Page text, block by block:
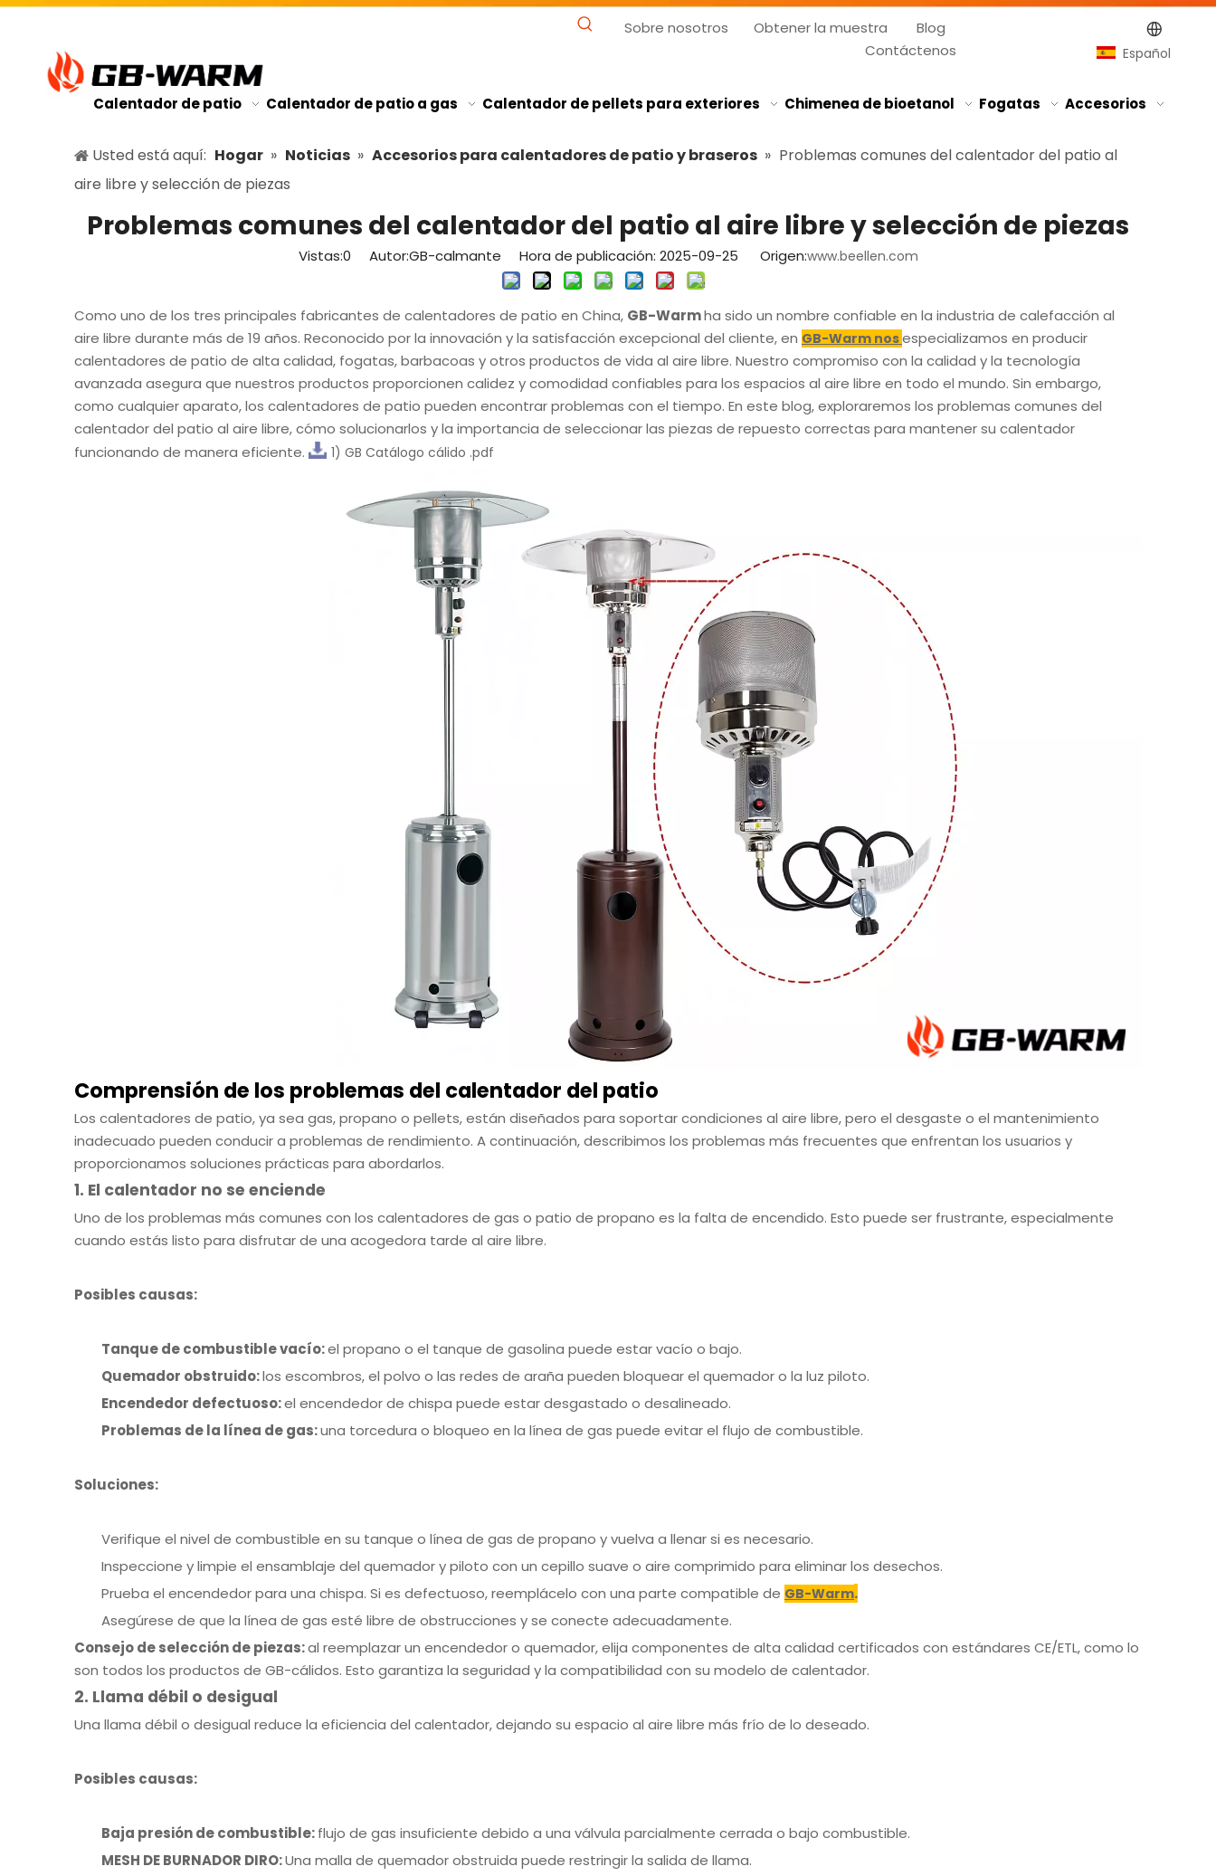
Sobre nosotros Obtener la muestra
Blog
Contáctenos
Español
Calentador de patio Calentador de patio a gas Calentador de pellets para exteriores Chimenea de bioetanol Fogatas Accesorios
Usted está aquí: Hogar » Noticias » Accesorios para calentadores de patio y braseros » Problemas comunes del calentador del patio al
aire libre y selección de piezas
Problemas comunes del calentador del patio al aire libre y selección de piezas
Vistas:0 Autor:GB-calmante Hora de publicación: 2025-09-25 Origen:www.beellen.com
Como uno de los tres principales fabricantes de calentadores de patio en China, GB-Warmha sido un nombre confiable en la industria de calefacción al
aire libre durante más de 19 años. Reconocido por la innovación y la satisfacción excepcional del cliente, en GB-Warm nosespecializamos en producir
calentadores de patio de alta calidad, fogatas, barbacoas y otros productos de vida al aire libre. Nuestro compromiso con la calidad y la tecnología
avanzada asegura que nuestros productos proporcionen calidez y comodidad confiables para los espacios al aire libre en todo el mundo. Sin embargo,
como cualquier aparato, los calentadores de patio pueden encontrar problemas con el tiempo. En este blog, exploraremos los problemas comunes del
calentador del patio al aire libre, cómo solucionarlos y la importancia de seleccionar las piezas de repuesto correctas para mantener su calentador
funcionando de manera eficiente.
1) GB Catálogo cálido .pdf
Comprensión de los problemas del calentador del patio
Los calentadores de patio, ya sea gas, propano o pellets, están diseñados para soportar condiciones al aire libre, pero el desgaste o el mantenimiento
inadecuado pueden conducir a problemas de rendimiento. A continuación, describimos los problemas más frecuentes que enfrentan los usuarios y
proporcionamos soluciones prácticas para abordarlos.
1. El calentador no se enciende
Uno de los problemas más comunes con los calentadores de gas o patio de propano es la falta de encendido. Esto puede ser frustrante, especialmente
cuando estás listo para disfrutar de una acogedora tarde al aire libre.
Posibles causas:
Tanque de combustible vacío:el propano o el tanque de gasolina puede estar vacío o bajo.
Quemador obstruido:los escombros, el polvo o las redes de araña pueden bloquear el quemador o la luz piloto.
Encendedor defectuoso:el encendedor de chispa puede estar desgastado o desalineado.
Problemas de la línea de gas:una torcedura o bloqueo en la línea de gas puede evitar el flujo de combustible.
Soluciones:
Verifique el nivel de combustible en su tanque o línea de gas de propano y vuelva a llenar si es necesario.
Inspeccione y limpie el ensamblaje del quemador y piloto con un cepillo suave o aire comprimido para eliminar los desechos.
Prueba el encendedor para una chispa. Si es defectuoso, reemplácelo con una parte compatible de GB-Warm.
Asegúrese de que la línea de gas esté libre de obstrucciones y se conecte adecuadamente.
Consejo de selección de piezas:al reemplazar un encendedor o quemador, elija componentes de alta calidad certificados con estándares CE/ETL, como lo
son todos los productos de GB-cálidos. Esto garantiza la seguridad y la compatibilidad con su modelo de calentador.
2. Llama débil o desigual
Una llama débil o desigual reduce la eficiencia del calentador, dejando su espacio al aire libre más frío de lo deseado.
Posibles causas:
Baja presión de combustible:flujo de gas insuficiente debido a una válvula parcialmente cerrada o bajo combustible.
MESH DE BURNADOR DIRO:Una malla de quemador obstruida puede restringir la salida de llama.